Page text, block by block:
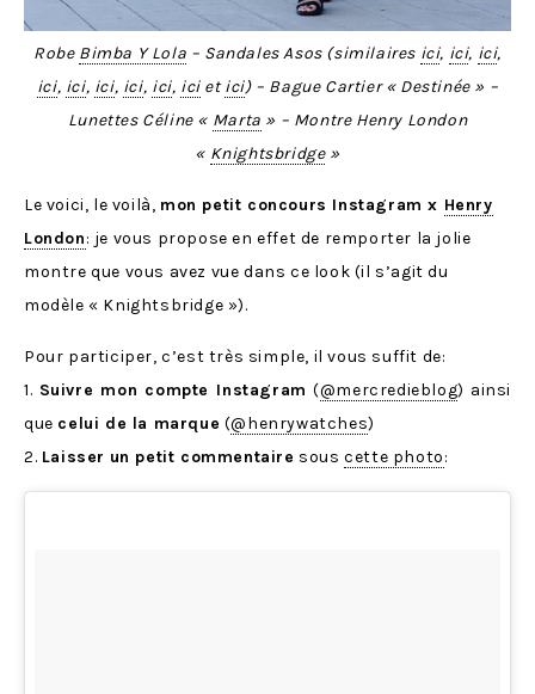
Robe Bimba Y Lola – Sandales Asos (similaires ici, ici, ici,
ici, ici, ici, ici, ici, icietici) – Bague Cartier « Destinée » –
Lunettes Céline « Marta » – Montre Henry London
« Knightsbridge»
Le voici, le voilà, mon petit concours Instagram x Henry
London: je vous propose en effet de remporter la jolie
montre que vous avez vue dans ce look (il s’agit du
modèle « Knightsbridge »).
Pour participer, c’est très simple, il vous suffit de:
1. Suivre mon compte Instagram (@mercredieblog) ainsi
que celui de la marque (@henrywatches)
2. Laisser un petit commentaire souscette photo: